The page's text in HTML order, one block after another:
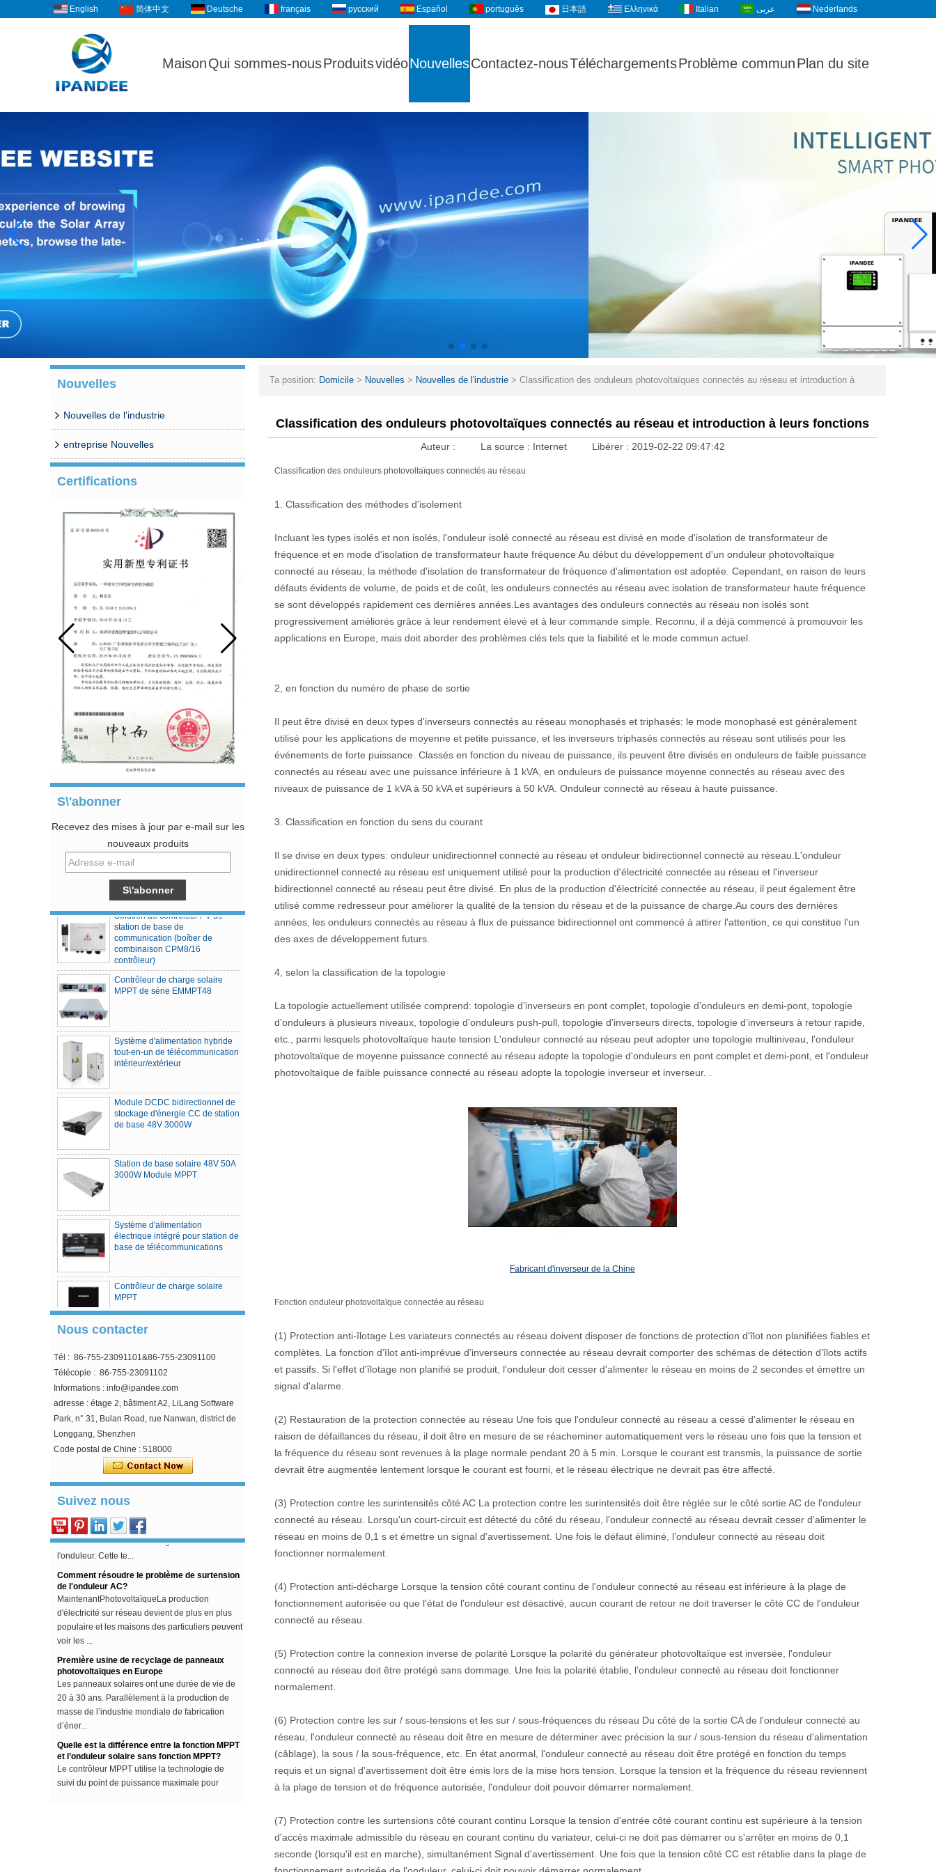
English 简体中文 Deutsche français русский Español português 日本語 Ελληνικά Italian عربى Nederlands
MaisonQui sommes-nousProduitsvidéoNouvellesContactez-nousTéléchargementsProblème communPlan du site
Nouvelles
Nouvelles de l'industrie
entreprise Nouvelles
Certifications
S\'abonner
Recevez des mises à jour par e-mail sur les
nouveaux produits
Contrôleur de charge solaire
MPPT série MCJ48
Solution de contrôleur PV de
station de base de
communication (boîtier de
combinaison CPM8/16
contrôleur)
Contrôleur de charge solaire
MPPT de série EMMPT48
tout-en-un de télécommunication
intérieur/extérieur
stockage d'énergie CC de station
de base 48V 3000W
3000W Module MPPT
électrique intégré pour station de
base de télécommunications
MPPT
Contrôleur de charge solaire
Solution de contrôleur PV de
station de base de
communication (boîtier de
contrôleur)
Contrôleur de charge solaire
MPPT de série EMMPT48
Système d'alimentation hybride
tout-en-un de télécommunication
intérieur/extérieur
Module DCDC bidirectionnel de
stockage d'énergie CC de station
de base 48V 3000W
Système d'alimentation
électrique intégré pour station de
Contrôleur de charge solaire
MPPT
Nous contacter
Tél : 86-755-23091101&86-755-23091100
Télécopie : 86-755-23091102
Informations : info@ipandee.com
adresse : étage 2, bâtiment A2, LiLang Software
Park, n° 31, Bulan Road, rue Nanwan, district de
Longgang, Shenzhen
Code postal de Chine : 518000
Suivez nous
Pourquoi la tension de démarrage de
l'onduleur est-elle supérieure à la tension
minimale?
Dans l'onduleur connecté au réseau
savoir la tension de démarrage d'entrée de
l'onduleur. Cette te...
Comment résoudre le problème de surtension
de l'onduleur AC?
MaintenantPhotovoltaïqueLa production
d'électricité sur réseau devient de plus en plus
populaire et les maisons des particuliers peuvent
voir les ...
Première usine de recyclage de panneaux
photovoltaïques en Europe
Les panneaux solaires ont une durée de vie de
20 à 30 ans. Parallèlement à la production de
masse de l’industrie mondiale de fabrication
d’éner...
Quelle est la différence entre la fonction MPPT
et l’onduleur solaire sans fonction MPPT?
Le contrôleur MPPT utilise la technologie de
suivi du point de puissance maximale pour
extraire le maximum de puissance du panneau
Ta position: Domicile > Nouvelles > Nouvelles de l'industrie > Classification des onduleurs photovoltaïques connectés au réseau et introduction à
Classification des onduleurs photovoltaïques connectés au réseau et introduction à leurs fonctions
Auteur : La source : Internet Libérer : 2019-02-22 09:47:42
Classification des onduleurs photovoltaïques connectés au réseau
1. Classification des méthodes d'isolement
Incluant les types isolés et non isolés, l'onduleur isolé connecté au réseau est divisé en mode d'isolation de transformateur de
fréquence et en mode d'isolation de transformateur haute fréquence Au début du développement d'un onduleur photovoltaïque
connecté au réseau, la méthode d'isolation de transformateur de fréquence d'alimentation est adoptée. Cependant, en raison de leurs
défauts évidents de volume, de poids et de coût, les onduleurs connectés au réseau avec isolation de transformateur haute fréquence
se sont développés rapidement ces dernières années.Les avantages des onduleurs connectés au réseau non isolés sont
progressivement améliorés grâce à leur rendement élevé et à leur commande simple. Reconnu, il a déjà commencé à promouvoir les
applications en Europe, mais doit aborder des problèmes clés tels que la fiabilité et le mode commun actuel.
2, en fonction du numéro de phase de sortie
Il peut être divisé en deux types d'inverseurs connectés au réseau monophasés et triphasés: le mode monophasé est généralement
utilisé pour les applications de moyenne et petite puissance, et les inverseurs triphasés connectés au réseau sont utilisés pour les
événements de forte puissance. Classés en fonction du niveau de puissance, ils peuvent être divisés en onduleurs de faible puissance
connectés au réseau avec une puissance inférieure à 1 kVA, en onduleurs de puissance moyenne connectés au réseau avec des
niveaux de puissance de 1 kVA à 50 kVA et supérieurs à 50 kVA. Onduleur connecté au réseau à haute puissance.
3. Classification en fonction du sens du courant
Il se divise en deux types: onduleur unidirectionnel connecté au réseau et onduleur bidirectionnel connecté au réseau.L'onduleur
unidirectionnel connecté au réseau est uniquement utilisé pour la production d'électricité connectée au réseau et l'inverseur
bidirectionnel connecté au réseau peut être divisé. En plus de la production d'électricité connectée au réseau, il peut également être
utilisé comme redresseur pour améliorer la qualité de la tension du réseau et de la puissance de charge.Au cours des dernières
années, les onduleurs connectés au réseau à flux de puissance bidirectionnel ont commencé à attirer l'attention, ce qui constitue l'un
des axes de développement futurs.
4, selon la classification de la topologie
La topologie actuellement utilisée comprend: topologie d’inverseurs en pont complet, topologie d’onduleurs en demi-pont, topologie
d’onduleurs à plusieurs niveaux, topologie d’onduleurs push-pull, topologie d’inverseurs directs, topologie d’inverseurs à retour rapide,
etc., parmi lesquels photovoltaïque haute tension L'onduleur connecté au réseau peut adopter une topologie multiniveau, l'onduleur
photovoltaïque de moyenne puissance connecté au réseau adopte la topologie d'onduleurs en pont complet et demi-pont, et l'onduleur
photovoltaïque de faible puissance connecté au réseau adopte la topologie inverseur et inverseur. .
Fabricant d'inverseur de la Chine
Fonction onduleur photovoltaïque connectée au réseau
(1) Protection anti-îlotage Les variateurs connectés au réseau doivent disposer de fonctions de protection d'îlot non planifiées fiables et
complètes. La fonction d’îlot anti-imprévue d’inverseurs connectée au réseau devrait comporter des schémas de détection d’îlots actifs
et passifs. Si l'effet d'îlotage non planifié se produit, l'onduleur doit cesser d'alimenter le réseau en moins de 2 secondes et émettre un
signal d'alarme.
(2) Restauration de la protection connectée au réseau Une fois que l'onduleur connecté au réseau a cessé d'alimenter le réseau en
raison de défaillances du réseau, il doit être en mesure de se réacheminer automatiquement vers le réseau une fois que la tension et
la fréquence du réseau sont revenues à la plage normale pendant 20 à 5 min. Lorsque le courant est transmis, la puissance de sortie
devrait être augmentée lentement lorsque le courant est fourni, et le réseau électrique ne devrait pas être affecté.
(3) Protection contre les surintensités côté AC La protection contre les surintensités doit être réglée sur le côté sortie AC de l'onduleur
connecté au réseau. Lorsqu'un court-circuit est détecté du côté du réseau, l'onduleur connecté au réseau devrait cesser d'alimenter le
réseau en moins de 0,1 s et émettre un signal d'avertissement. Une fois le défaut éliminé, l’onduleur connecté au réseau doit
fonctionner normalement.
(4) Protection anti-décharge Lorsque la tension côté courant continu de l'onduleur connecté au réseau est inférieure à la plage de
fonctionnement autorisée ou que l'état de l'onduleur est désactivé, aucun courant de retour ne doit traverser le côté CC de l'onduleur
connecté au réseau.
(5) Protection contre la connexion inverse de polarité Lorsque la polarité du générateur photovoltaïque est inversée, l'onduleur
connecté au réseau doit être protégé sans dommage. Une fois la polarité établie, l’onduleur connecté au réseau doit fonctionner
normalement.
(6) Protection contre les sur / sous-tensions et les sur / sous-fréquences du réseau Du côté de la sortie CA de l'onduleur connecté au
réseau, l'onduleur connecté au réseau doit être en mesure de déterminer avec précision la sur / sous-tension du réseau d'alimentation
(câblage), la sous / la sous-fréquence, etc. En état anormal, l'onduleur connecté au réseau doit être protégé en fonction du temps
requis et un signal d'avertissement doit être émis lors de la mise hors tension. Lorsque la tension et la fréquence du réseau reviennent
à la plage de tension et de fréquence autorisée, l'onduleur doit pouvoir démarrer normalement.
(7) Protection contre les surtensions côté courant continu Lorsque la tension d'entrée côté courant continu est supérieure à la tension
d'accès maximale admissible du réseau en courant continu du variateur, celui-ci ne doit pas démarrer ou s'arrêter en moins de 0,1
seconde (lorsqu'il est en marche), simultanément Signal d'avertissement. Une fois que la tension côté CC est rétablie dans la plage de